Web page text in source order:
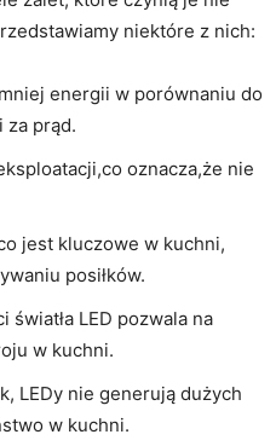
niektóre z nich:
energii w porównaniu do
za prąd.
oznacza,że‌ nie
jest kluczowe w​ kuchni,
posiłków.
LED pozwala⁣ na
w kuchni.
LEDy nie generują dużych
w kuchni.